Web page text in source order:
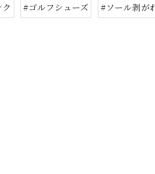
#ゴルフシューズ #ソール剥が